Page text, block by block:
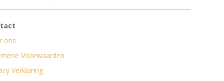
ons
Voorwaarden
Verklaring